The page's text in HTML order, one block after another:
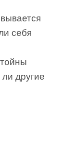
себя
другие